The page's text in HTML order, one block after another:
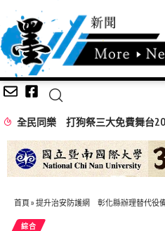
首頁 » 提升治安防護網 彰化縣辦理替代役
綜合